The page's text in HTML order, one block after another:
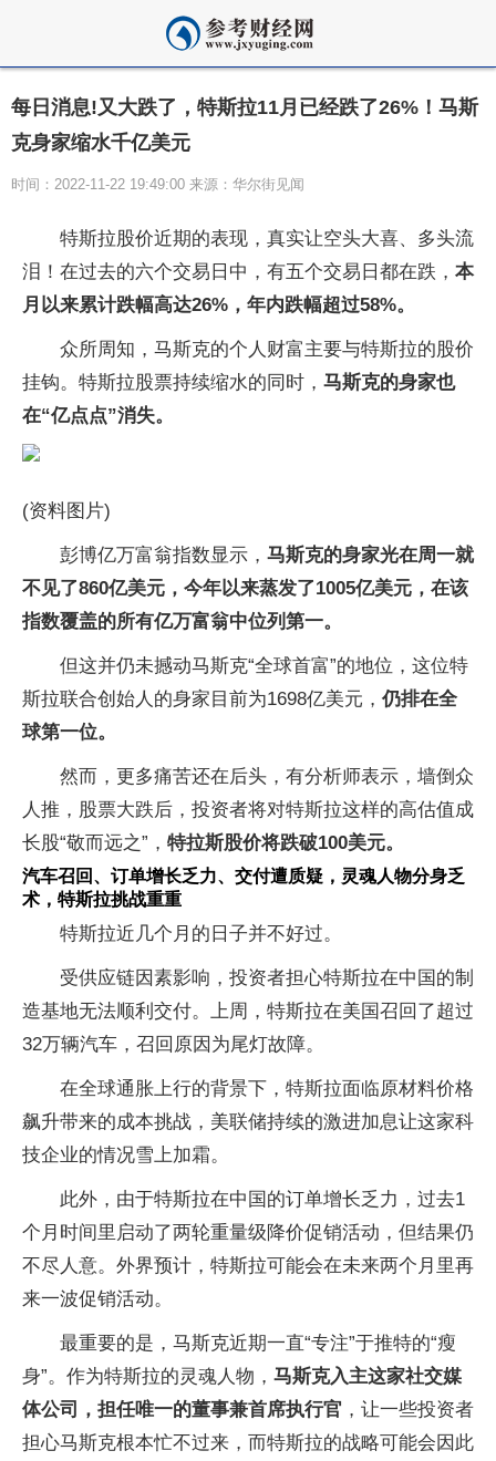
每日消息!又大跌了，特斯拉11月已经跌了26%！马斯
克身家缩水千亿美元
时间：2022-11-22 19:49:00 来源：华尔街见闻
特斯拉股价近期的表现，真实让空头大喜、多头流
泪！在过去的六个交易日中，有五个交易日都在跌， 本
月以来累计跌幅高达26%，年内跌幅超过58%。
众所周知，马斯克的个人财富主要与特斯拉的股价
挂钩。特斯拉股票持续缩水的同时， 马斯克的身家也
在“亿点点”消失。
(资料图片)
彭博亿万富翁指数显示， 马斯克的身家光在周一就
不见了860亿美元，今年以来蒸发了1005亿美元，在该
指数覆盖的所有亿万富翁中位列第一。
但这并仍未撼动马斯克“全球首富”的地位，这位特
斯拉联合创始人的身家目前为1698亿美元， 仍排在全
球第一位。
然而，更多痛苦还在后头，有分析师表示，墙倒众
人推，股票大跌后，投资者将对特斯拉这样的高估值成
长股“敬而远之”， 特拉斯股价将跌破100美元。
汽车召回、订单增长乏力、交付遭质疑，灵魂人物分身乏
术，特斯拉挑战重重
特斯拉近几个月的日子并不好过。
受供应链因素影响，投资者担心特斯拉在中国的制
造基地无法顺利交付。上周，特斯拉在美国召回了超过
32万辆汽车，召回原因为尾灯故障。
在全球通胀上行的背景下，特斯拉面临原材料价格
飙升带来的成本挑战，美联储持续的激进加息让这家科
技企业的情况雪上加霜。
此外，由于特斯拉在中国的订单增长乏力，过去1
个月时间里启动了两轮重量级降价促销活动，但结果仍
不尽人意。外界预计，特斯拉可能会在未来两个月里再
来一波促销活动。
最重要的是，马斯克近期一直“专注”于推特的“瘦
身”。作为特斯拉的灵魂人物， 马斯克入主这家社交媒
体公司，担任唯一的董事兼首席执行官 ，让一些投资者
担心马斯克根本忙不过来，而特斯拉的战略可能会因此